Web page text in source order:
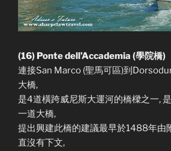
(16) Ponte dell’Accademia (學院橋)
連接San Marco (聖馬可區)到
大橋,
是4道橫跨威尼斯大運河的橋樑之一,
一道大橋,
提出興建此橋的建議最早於1488年由
直沒有下文,